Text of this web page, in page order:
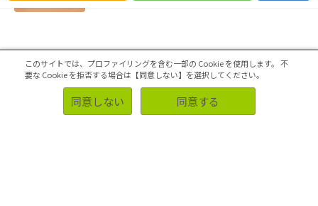
このサイトでは、プロファイリングを含む一部の Cookie を使用します。 不
要な Cookie を拒否する場合は【同意しない】を選択してください。
同意しない 同意する